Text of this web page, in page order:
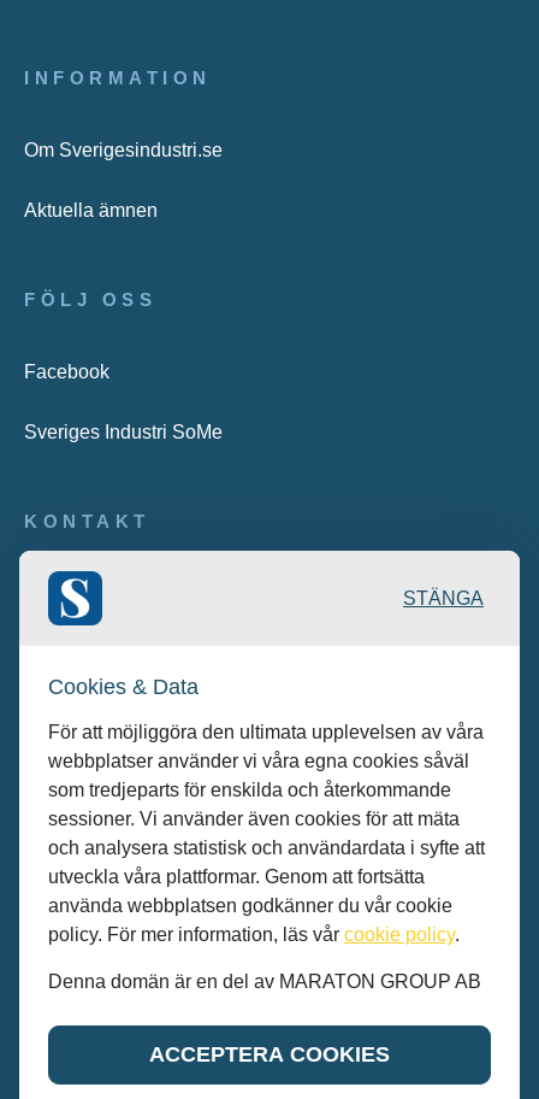
INFORMATION
Om Sverigesindustri.se
Aktuella ämnen
KONTAKT
Publicering: desk@maratongroup.com
FÖLJ OSS
Facebook
Sveriges Industri SoMe
© MARATON GROUP AB 2022
STÄNGA
Cookies & Data
För att möjliggöra den ultimata upplevelsen av våra
webbplatser använder vi våra egna cookies såväl
som tredjeparts för enskilda och återkommande
sessioner. Vi använder även cookies för att mäta
och analysera statistisk och användardata i syfte att
utveckla våra plattformar. Genom att fortsätta
använda webbplatsen godkänner du vår cookie
policy. För mer information, läs vår cookie policy.
Denna domän är en del av MARATON GROUP AB
ACCEPTERA COOKIES